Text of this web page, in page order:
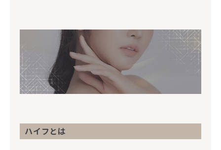
ハイフとは